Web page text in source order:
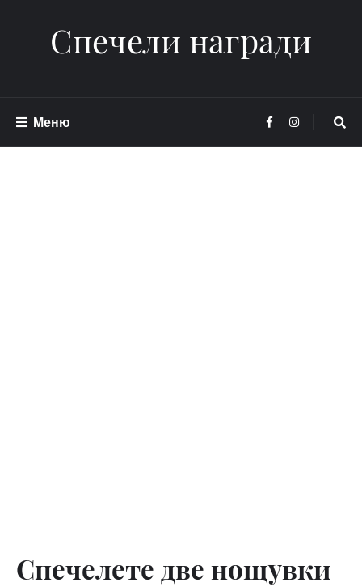
Спечели награди
Меню
Спечелете две нощувки